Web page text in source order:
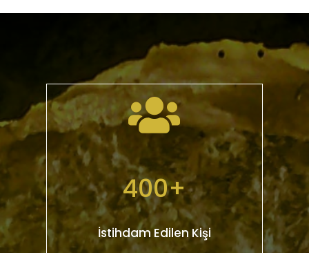

400+
İstihdam Edilen Kişi